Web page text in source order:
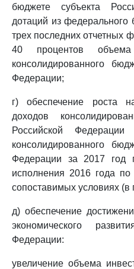
бюджете субъекта
дотаций из федерального
трех последних отчетных
40 процентов объема
консолидированного
Федерации;
г) обеспечение роста
доходов
Российской
консолидированного
Федерации за 2017 год
исполнения 2016 года
сопоставимых условиях (в
д) обеспечение
экономического
Федерации:
увеличение объема